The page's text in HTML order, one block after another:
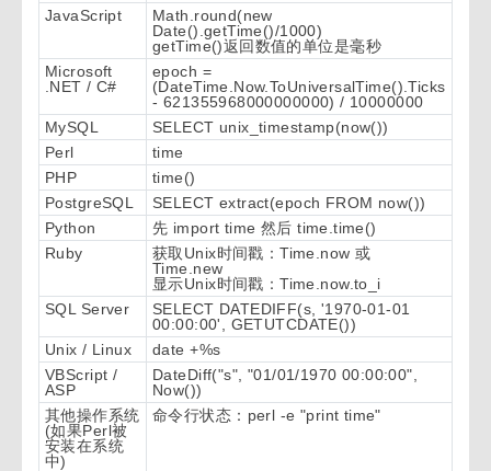
JavaScript
Math.round(new
Date().getTime()/1000)
getTime()返回数值的单位是毫秒
Microsoft
.NET / C#
epoch =
(DateTime.Now.ToUniversalTime().Ticks
- 621355968000000000) / 10000000
MySQL
SELECT unix_timestamp(now())
Perl
time
PHP
time()
PostgreSQL
SELECT extract(epoch FROM now())
Python
先 import time 然后 time.time()
Ruby
获取Unix时间戳：Time.now 或
Time.new
显示Unix时间戳：Time.now.to_i
SQL Server
SELECT DATEDIFF(s, '1970-01-01
00:00:00', GETUTCDATE())
Unix / Linux
date +%s
VBScript /
ASP
DateDiff("s", "01/01/1970 00:00:00",
Now())
其他操作系统
(如果Perl被
安装在系统
中)
命令行状态：perl -e "print time"